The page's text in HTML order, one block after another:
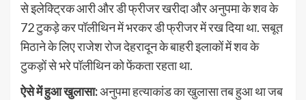
से इलेक्ट्रिक आरी और डी फ्रीजर खरीदा और अनुपमा के शव के
72 टुकड़े कर पॉलीथिन में भरकर डी फ्रीजर में रख दिया था. सबूत
मिठाने के लिए राजेश रोज देहरादून के बाहरी इलाकों में शव के
टुकड़ों से भरे पॉलीथिन को फेंकता रहता था.
ऐसे में हुआ खुलासा:अनुपमा हत्याकांड का खुलासा तब हुआ था जब